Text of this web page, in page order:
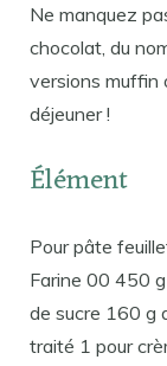
Ne manquez
chocolat, du
versions muffin
déjeuner !
Élément
Pour pâte
Farine 00 450
de sucre 160 g
traité 1 pour